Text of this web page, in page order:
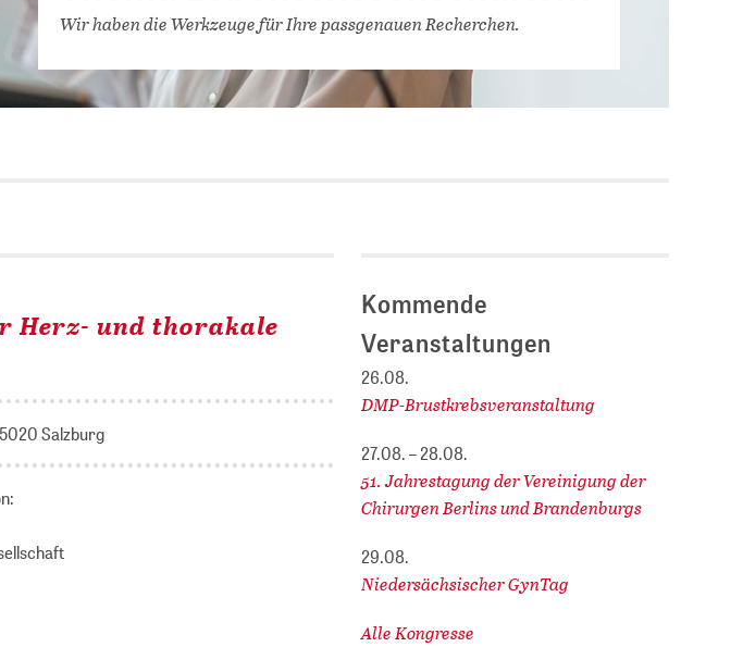
FÜR SIE
DATENBANKEN (DBIS)
DIGITALE SAMMLUNGEN
Abschlussarbeiten bei
Wir haben die Werkzeuge für Ihre passgenauen Recherchen.
Herz- und thorakale
Salzburg
Kommende
Veranstaltungen
26.08.
DMP-Brustkrebsveranstaltung
27.08. – 28.08.
51. Jahrestagung der Vereinigung der
Chirurgen Berlins und Brandenburgs
29.08.
Niedersächsischer GynTag
Alle Kongresse